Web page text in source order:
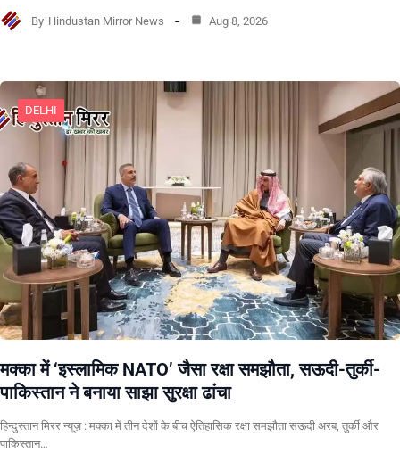
By Hindustan Mirror News Aug 8, 2026
DELHI
मक्का में ‘इस्लामिक NATO’ जैसा रक्षा समझौता, सऊदी-तुर्की-
पाकिस्तान ने बनाया साझा सुरक्षा ढांचा
हिन्दुस्तान मिरर न्यूज़ : मक्का में तीन देशों के बीच ऐतिहासिक रक्षा समझौता सऊदी अरब, तुर्की और
पाकिस्तान…